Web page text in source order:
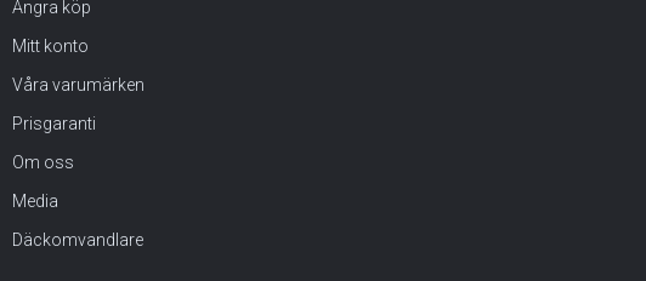
Ångra köp
Mitt konto
Våra varumärken
Prisgaranti
Om oss
Media
Däckomvandlare